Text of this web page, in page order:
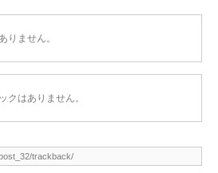
りません。
クはありません。